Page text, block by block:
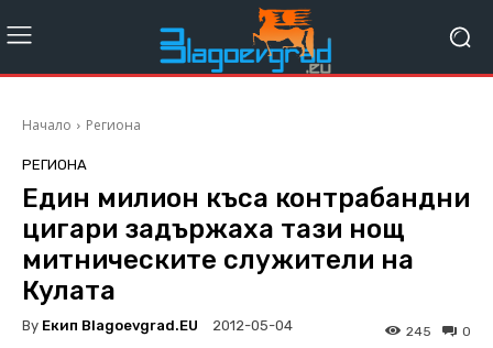
Начало Региона
РЕГИОНА
Един милион къса контрабандни
цигари задържаха тази нощ
митническите служители на
Кулата
By Екип Blagoevgrad.EU 2012-05-04 0
245